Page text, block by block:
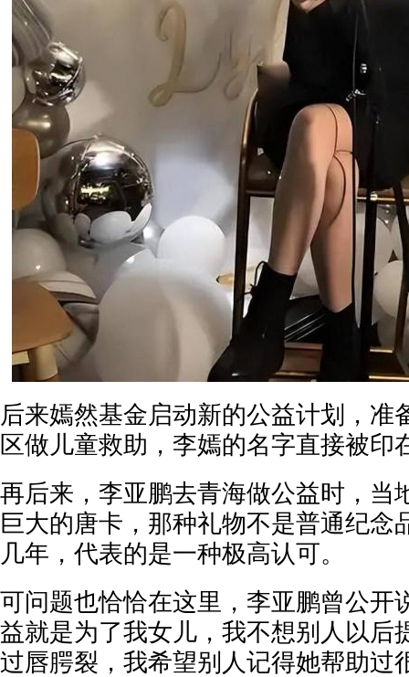
后来嫣然基金启动新的公益计划，准
区做儿童救助，李嫣的名字直接被印
再后来，李亚鹏去青海做公益时，当
巨大的唐卡，那种礼物不是普通纪念
几年，代表的是一种极高认可。
可问题也恰恰在这里，李亚鹏曾公开
益就是为了我女儿，我不想别人以后
过唇腭裂，我希望别人记得她帮助过